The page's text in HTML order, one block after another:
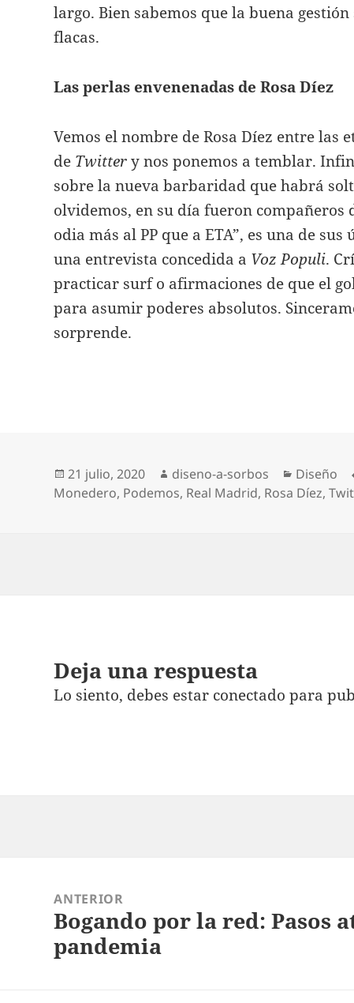
largo. Bien sabemos que la buena
flacas.
Las perlas envenenadas de Rosa Díez
Vemos el nombre de Rosa Díez entre las
de Twittery nos ponemos a temblar.
sobre la nueva barbaridad que habrá
olvidemos, en su día fueron compañeros
odia más al PP que a ETA”, es una de
una entrevista concedida a Voz Populi.
practicar surf o afirmaciones de que el
para asumir poderes absolutos.
sorprende.
Publicado
el
21 julio, 2020 Autor
diseno-a-sorbos Diseño
Monedero, Podemos, Real Madrid, Rosa Díez,
Deja una respuesta
Lo siento, debes estar conectado para
entradas
ANTERIOR
Entrada
anterior:
Bogando por la red: Pasos
pandemia